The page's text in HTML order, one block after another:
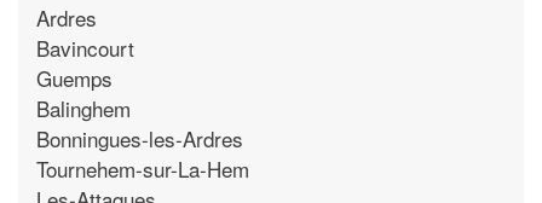
Ardres
Bavincourt
Guemps
Balinghem
Bonningues-les-Ardres
Tournehem-sur-La-Hem